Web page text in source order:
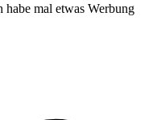
habe mal etwas Werbung